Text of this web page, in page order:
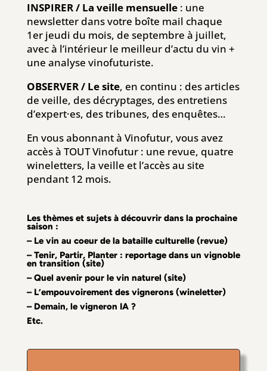
INSPIRER / La veille mensuelle: une
newsletter dans votre boîte mail chaque
1er jeudi du mois, de septembre à juillet,
avec à l’intérieur le meilleur d’actu du vin +
une analyse vinofuturiste.
OBSERVER / Le site, en continu : des articles
de veille, des décryptages, des entretiens
d’expert·es, des tribunes, des enquêtes…
En vous abonnant à Vinofutur, vous avez
accès à TOUT Vinofutur : une revue, quatre
wineletters, la veille et l’accès au site
pendant 12 mois.
Les thèmes et sujets à découvrir dans la prochaine
saison :
– Le vin au coeur de la bataille culturelle (revue)
– Tenir, Partir, Planter : reportage dans un vignoble
en transition (site)
– Quel avenir pour le vin naturel (site)
– L’empouvoirement des vignerons (wineletter)
– Demain, le vigneron IA ?
Etc.